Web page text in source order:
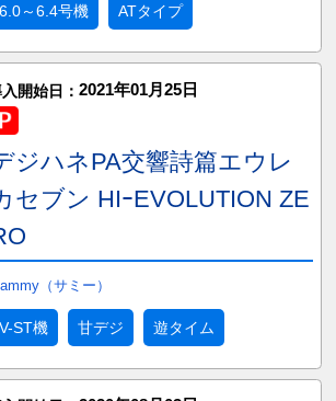
6.0～6.4号機 ATタイプ
開始日： 2021年01月25日
ジハネPA交響詩篇エウレ
セブン HIｰEVOLUTION ZE
（サミー）
V-ST機 甘デジ 遊タイム